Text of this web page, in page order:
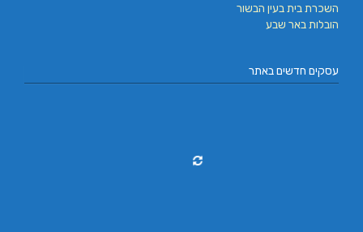
השכרת בית בעין הבשור
הובלות באר שבע
עסקים חדשים באתר